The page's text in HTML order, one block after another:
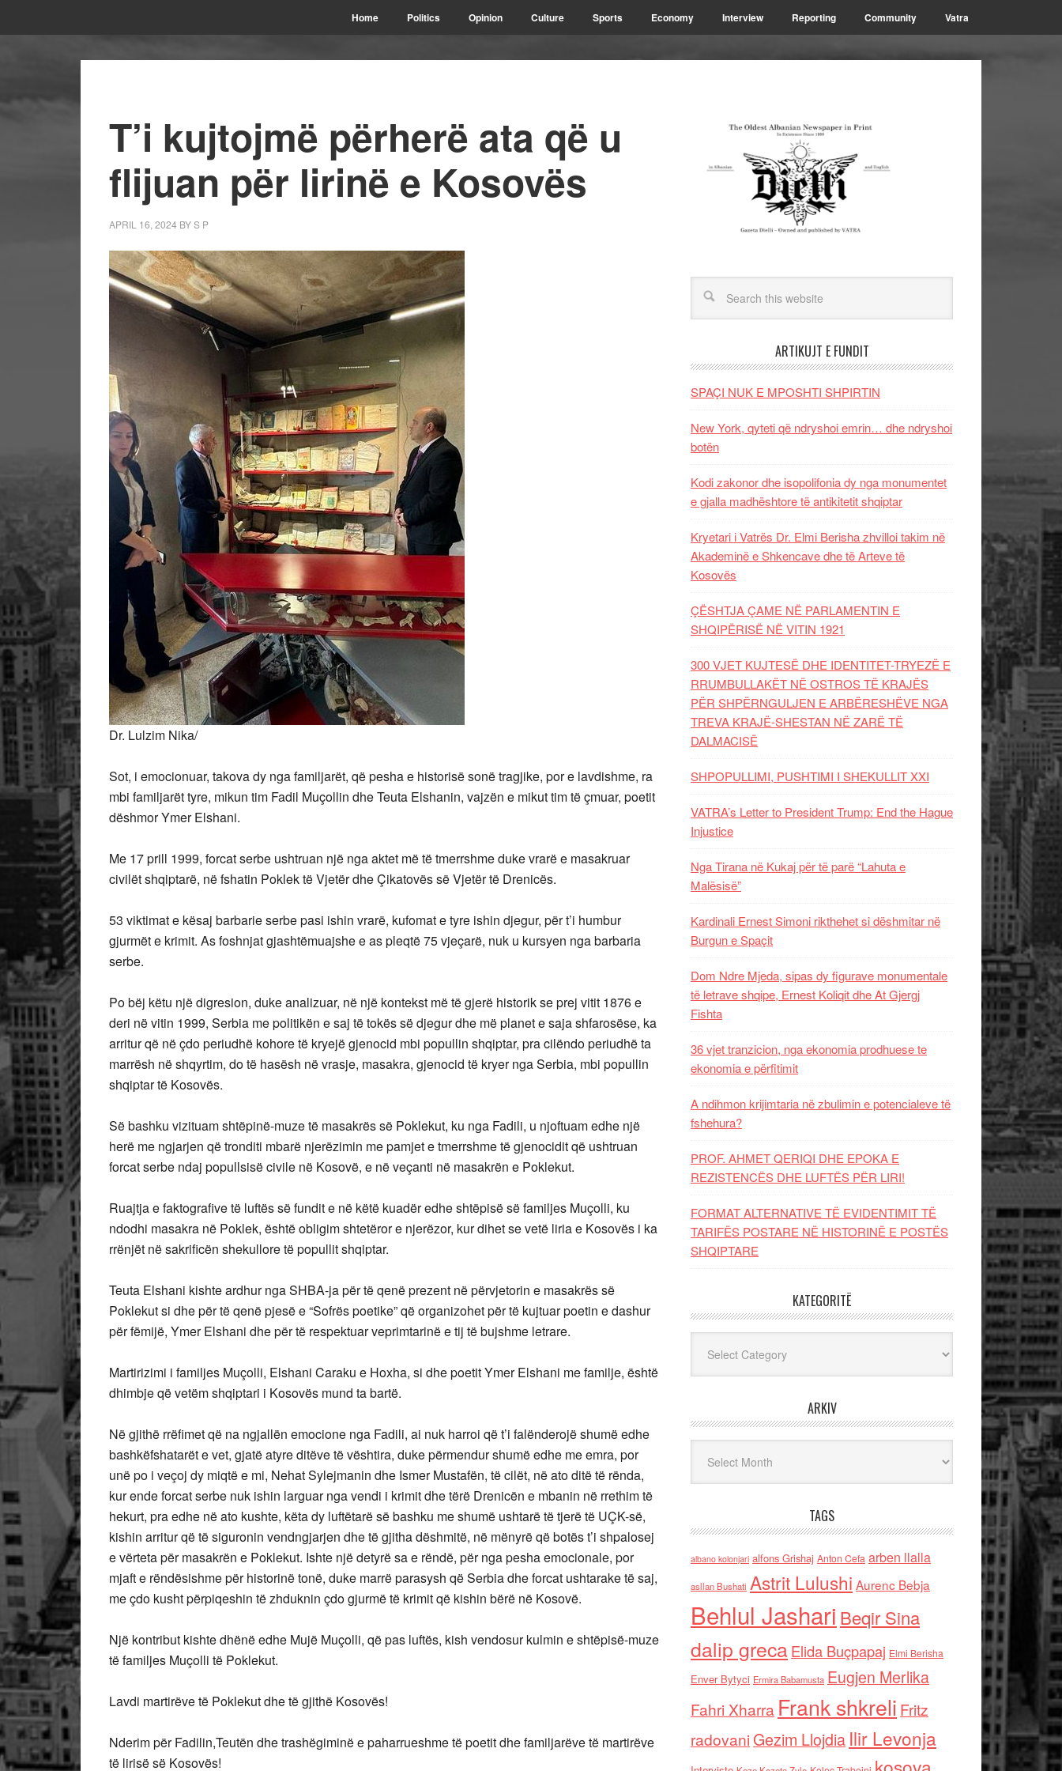
Home Politics Opinion Culture Sports Economy Interview Reporting Community Vatra
T’i kujtojmë përherë ata që u
flijuan për lirinë e Kosovës
APRIL 16, 2024 BYS P
Dr. Lulzim Nika/
Sot, i emocionuar, takova dy nga familjarët, që pesha e historisë sonë tragjike, por e lavdishme, ra
mbi familjarët tyre, mikun tim Fadil Muçollin dhe Teuta Elshanin, vajzën e mikut tim të çmuar, poetit
dëshmor Ymer Elshani.
Me 17 prill 1999, forcat serbe ushtruan një nga aktet më të tmerrshme duke vrarë e masakruar
civilët shqiptarë, në fshatin Poklek të Vjetër dhe Çikatovës së Vjetër të Drenicës.
53 viktimat e kësaj barbarie serbe pasi ishin vrarë, kufomat e tyre ishin djegur, për t’i humbur
gjurmët e krimit. As foshnjat gjashtëmuajshe e as pleqtë 75 vjeçarë, nuk u kursyen nga barbaria
serbe.
Po bëj këtu një digresion, duke analizuar, në një kontekst më të gjerë historik se prej vitit 1876 e
deri në vitin 1999, Serbia me politikën e saj të tokës së djegur dhe më planet e saja shfarosëse, ka
arritur që në çdo periudhë kohore të kryejë gjenocid mbi popullin shqiptar, pra cilëndo periudhë ta
marrësh në shqyrtim, do të hasësh në vrasje, masakra, gjenocid të kryer nga Serbia, mbi popullin
shqiptar të Kosovës.
Së bashku vizituam shtëpinë-muze të masakrës së Poklekut, ku nga Fadili, u njoftuam edhe një
herë me ngjarjen që tronditi mbarë njerëzimin me pamjet e tmerrshme të gjenocidit që ushtruan
forcat serbe ndaj popullsisë civile në Kosovë, e në veçanti në masakrën e Poklekut.
Ruajtja e faktografive të luftës së fundit e në këtë kuadër edhe shtëpisë së familjes Muçolli, ku
ndodhi masakra në Poklek, është obligim shtetëror e njerëzor, kur dihet se vetë liria e Kosovës i ka
rrënjët në sakrificën shekullore të popullit shqiptar.
Teuta Elshani kishte ardhur nga SHBA-ja për të qenë prezent në përvjetorin e masakrës së
Poklekut si dhe për të qenë pjesë e “Sofrës poetike” që organizohet për të kujtuar poetin e dashur
për fëmijë, Ymer Elshani dhe për të respektuar veprimtarinë e tij të bujshme letrare.
Martirizimi i familjes Muçolli, Elshani Caraku e Hoxha, si dhe poetit Ymer Elshani me familje, është
dhimbje që vetëm shqiptari i Kosovës mund ta bartë.
Në gjithë rrëfimet që na ngjallën emocione nga Fadili, ai nuk harroi që t’i falënderojë shumë edhe
bashkëfshatarët e vet, gjatë atyre ditëve të vështira, duke përmendur shumë edhe me emra, por
unë po i veçoj dy miqtë e mi, Nehat Sylejmanin dhe Ismer Mustafën, të cilët, në ato ditë të rënda,
kur ende forcat serbe nuk ishin larguar nga vendi i krimit dhe tërë Drenicën e mbanin në rrethim të
hekurt, pra edhe në ato kushte, këta dy luftëtarë së bashku me shumë ushtarë të tjerë të UÇK-së,
kishin arritur që të siguronin vendngjarjen dhe të gjitha dëshmitë, në mënyrë që botës t’i shpalosej
e vërteta për masakrën e Poklekut. Ishte një detyrë sa e rëndë, për nga pesha emocionale, por
mjaft e rëndësishme për historinë tonë, duke marrë parasysh që Serbia dhe forcat ushtarake të saj,
me çdo kusht përpiqeshin të zhduknin çdo gjurmë të krimit që kishin bërë në Kosovë.
Një kontribut kishte dhënë edhe Mujë Muçolli, që pas luftës, kish vendosur kulmin e shtëpisë-muze
të familjes Muçolli të Poklekut.
Lavdi martirëve të Poklekut dhe të gjithë Kosovës!
Nderim për Fadilin,Teutën dhe trashëgiminë e paharrueshme të poetit dhe familjarëve të martirëve
të lirisë së Kosovës!
ARTIKUJT E FUNDIT
SPAÇI NUK E MPOSHTI SHPIRTIN
New York, qyteti që ndryshoi emrin… dhe ndryshoi
botën
Kodi zakonor dhe isopolifonia dy nga monumentet
e gjalla madhështore të antikitetit shqiptar
Kryetari i Vatrës Dr. Elmi Berisha zhvilloi takim në
Akademinë e Shkencave dhe të Arteve të
Kosovës
ÇËSHTJA ÇAME NË PARLAMENTIN E
SHQIPËRISË NË VITIN 1921
300 VJET KUJTESË DHE IDENTITET-TRYEZË E
RRUMBULLAKËT NË OSTROS TË KRAJËS
PËR SHPËRNGULJEN E ARBËRESHËVE NGA
TREVA KRAJË-SHESTAN NË ZARË TË
DALMACISË
SHPOPULLIMI, PUSHTIMI I SHEKULLIT XXI
VATRA’s Letter to President Trump: End the Hague
Injustice
Nga Tirana në Kukaj për të parë “Lahuta e
Malësisë”
Kardinali Ernest Simoni rikthehet si dëshmitar në
Burgun e Spaçit
Dom Ndre Mjeda, sipas dy figurave monumentale
të letrave shqipe, Ernest Koliqit dhe At Gjergj
Fishta
36 vjet tranzicion, nga ekonomia prodhuese te
ekonomia e përfitimit
A ndihmon krijimtaria në zbulimin e potencialeve të
fshehura?
PROF. AHMET QERIQI DHE EPOKA E
REZISTENCЁS DHE LUFTЁS PЁR LIRI!
FORMAT ALTERNATIVE TË EVIDENTIMIT TË
TARIFËS POSTARE NË HISTORINË E POSTËS
SHQIPTARE
KATEGORITË
ARKIV
TAGS
albano kolonjari alfons Grishaj Anton Cefa arben llalla
asllan Bushati Astrit Lulushi Aurenc Bebja
Behlul Jashari Beqir Sina
dalip grecaElida Buçpapaj Elmi Berisha
Enver Bytyci Ermira Babamusta Eugjen Merlika
Fahri Xharra Frank shkreli Fritz
radovaniGezim Llojdia Ilir Levonja